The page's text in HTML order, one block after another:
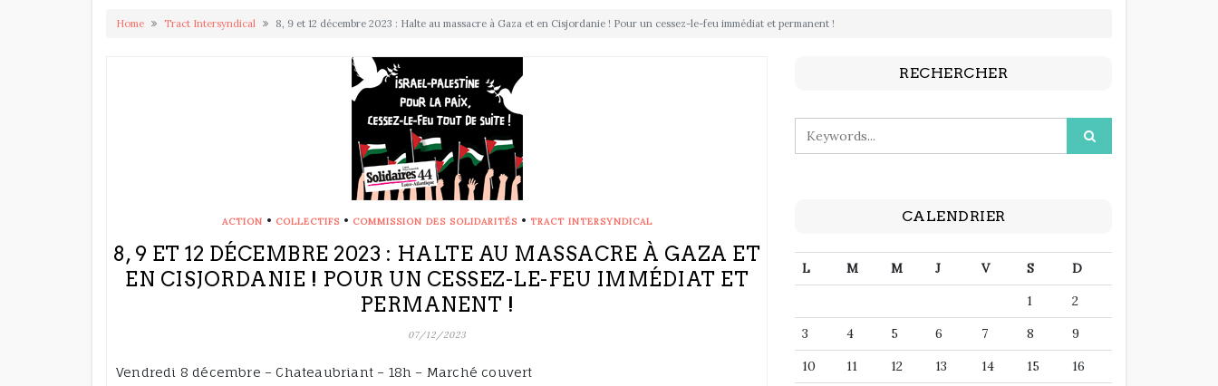
Home Tract Intersyndical 8, 9 et 12 décembre 2023 : Halte au massacre à Gaza et en Cisjordanie ! Pour un cessez-le-feu immédiat et permanent !
ACTION • COLLECTIFS• COMMISSION DES SOLIDARITÉS• TRACT INTERSYNDICAL
8, 9 ET 12 DÉCEMBRE 2023 : HALTE AU MASSACRE À GAZA ET
EN CISJORDANIE ! POUR UN CESSEZ-LE-FEU IMMÉDIAT ET
PERMANENT !
07/12/2023
Vendredi 8 décembre – Chateaubriant – 18h – Marché couvert
RECHERCHER
CALENDRIER
L M M J V S
D
1
2
3
4 5 6 7 8
9
10
11 12 13 14 15
16